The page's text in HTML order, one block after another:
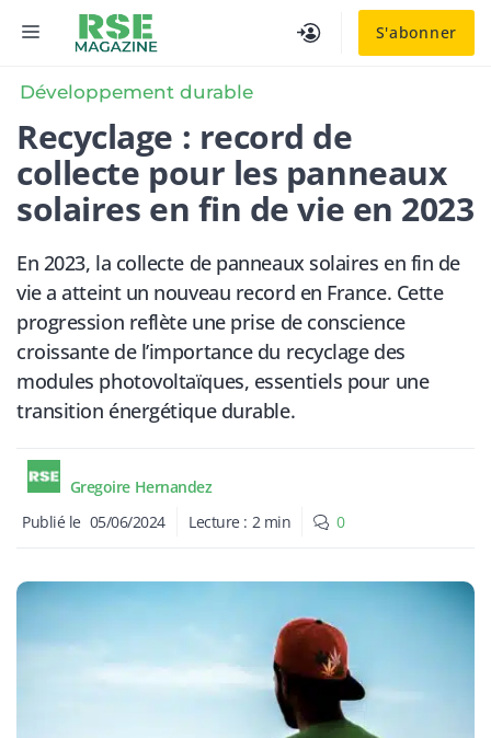
S'abonner
MENU
Développement durable
Recyclage : record de
collecte pour les panneaux
solaires en fin de vie en 2023
En 2023, la collecte de panneaux solaires en fin de
vie a atteint un nouveau record en France. Cette
progression reflète une prise de conscience
croissante de l’importance du recyclage des
modules photovoltaïques, essentiels pour une
transition énergétique durable.
Gregoire Hernandez
Publié le 05/06/2024 Lecture : 2 min 0